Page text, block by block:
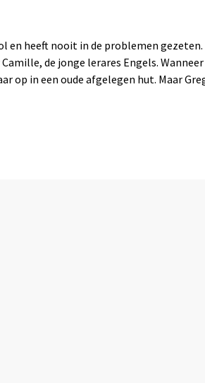
en heeft nooit in de problemen
de jonge lerares Engels.
op in een oude afgelegen hut. Maar